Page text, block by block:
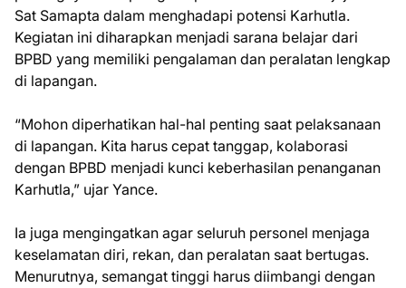
Sat Samapta dalam menghadapi potensi Karhutla.
Kegiatan ini diharapkan menjadi sarana belajar dari
BPBD yang memiliki pengalaman dan peralatan lengkap
di lapangan.
“Mohon diperhatikan hal-hal penting saat pelaksanaan
di lapangan. Kita harus cepat tanggap, kolaborasi
dengan BPBD menjadi kunci keberhasilan penanganan
Karhutla,” ujar Yance.
Ia juga mengingatkan agar seluruh personel menjaga
keselamatan diri, rekan, dan peralatan saat bertugas.
Menurutnya, semangat tinggi harus diimbangi dengan